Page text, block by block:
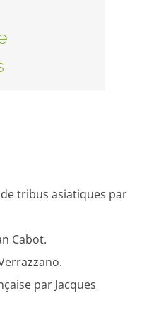
de tribus asiatiques par
Cabot.
par Jacques